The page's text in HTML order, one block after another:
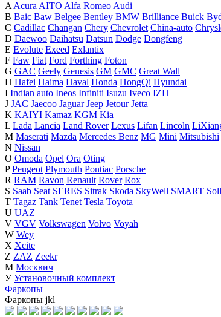
AAcuraAITO Alfa RomeoAudi
B Baic Baw Belgee Bentley BMW Brilliance Buick
C Cadillac Changan Chery Chevrolet China-auto
D Daewoo Daihatsu Datsun Dodge Dongfeng
E Evolute Exeed Exlantix
F Faw Fiat Ford Forthing Foton
G GAC Geely Genesis GM GMC Great Wall
H Hafei Haima Haval Honda HongQi Hyundai
I Indian auto Ineos Infiniti Isuzu Iveco IZH
J JAC Jaecoo Jaguar Jeep Jetour Jetta
K KAIYI Kamaz KGM Kia
L Lada Lancia Land Rover Lexus Lifan Lincoln
M Maserati Mazda Mercedes Benz MG Mini Mitsubishi
N Nissan
O Omoda Opel Ora Oting
P Peugeot Plymouth Pontiac Porsche
R RAM Ravon Renault Rover Rox
S Saab Seat SERES Sitrak Skoda SkyWell SMART
T Tagaz Tank Tenet Tesla Toyota
U UAZ
V VGV Volkswagen Volvo Voyah
W Wey
X Xcite
Z ZAZ Zeekr
М Москвич
У Установочный комплект
Фаркопы
Фаркопы jkl